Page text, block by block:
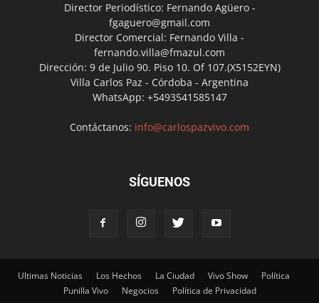
Director Periodístico: Fernando Agüero -
fgaguero@gmail.com
Director Comercial: Fernando Villa -
fernando.villa@fmazul.com
Dirección: 9 de Julio 90. Piso 10. Of 107.(X5152EYN)
Villa Carlos Paz - Córdoba - Argentina
WhatsApp: +5493541585147
Contáctanos: info@carlospazvivo.com
SÍGUENOS
Ultimas Noticias Los Hechos La Ciudad Vivo Show
Política
Punilla Vivo
Negocios Política de Privacidad